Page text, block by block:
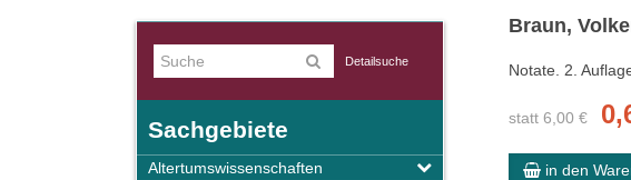
Detailsuche
Sachgebiete
Altertumswissenschaften
Braun,
Notate. 2.
statt 6,00 €
in den